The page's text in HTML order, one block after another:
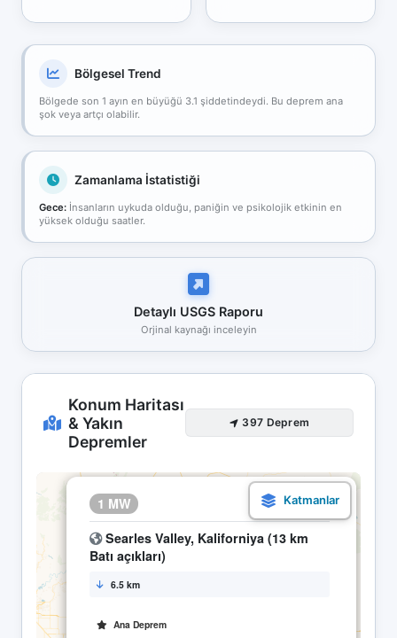
Bölgesel Trend
Bölgede son 1 ayın en büyüğü 3.1 şiddetindeydi. Bu deprem ana
şok veya artçı olabilir.
Zamanlama İstatistiği
Gece: İnsanların uykuda olduğu, paniğin ve psikolojik etkinin en
yüksek olduğu saatler.
Detaylı USGS Raporu
Orjinal kaynağı inceleyin
Konum Haritası
& Yakın
Depremler
397 Deprem
1 MW 18.04 00:20
Searles Valley, Kaliforniya (13 km
Batı açıkları)
6.5 km
Ana Deprem
×